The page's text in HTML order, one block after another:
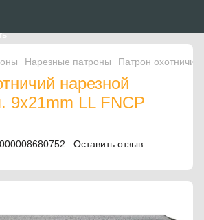
Нарезные патроны Патрон
нарезной
9x21mm LL FNCP
Оставить отзыв